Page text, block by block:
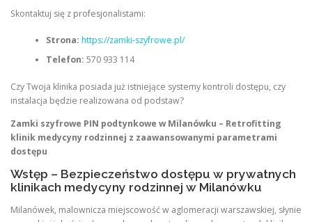
Skontaktuj się z profesjonalistami:
Strona: https://zamki-szyfrowe.pl/
Telefon: 570 933 114
Czy Twoja klinika posiada już istniejące systemy kontroli dostępu, czy
instalacja będzie realizowana od podstaw?
Zamki szyfrowe PIN podtynkowe w Milanówku – Retrofitting
klinik medycyny rodzinnej z zaawansowanymi parametrami
dostępu
Wstęp – Bezpieczeństwo dostępu w prywatnych
klinikach medycyny rodzinnej w Milanówku
Milanówek, malownicza miejscowość w aglomeracji warszawskiej, słynie